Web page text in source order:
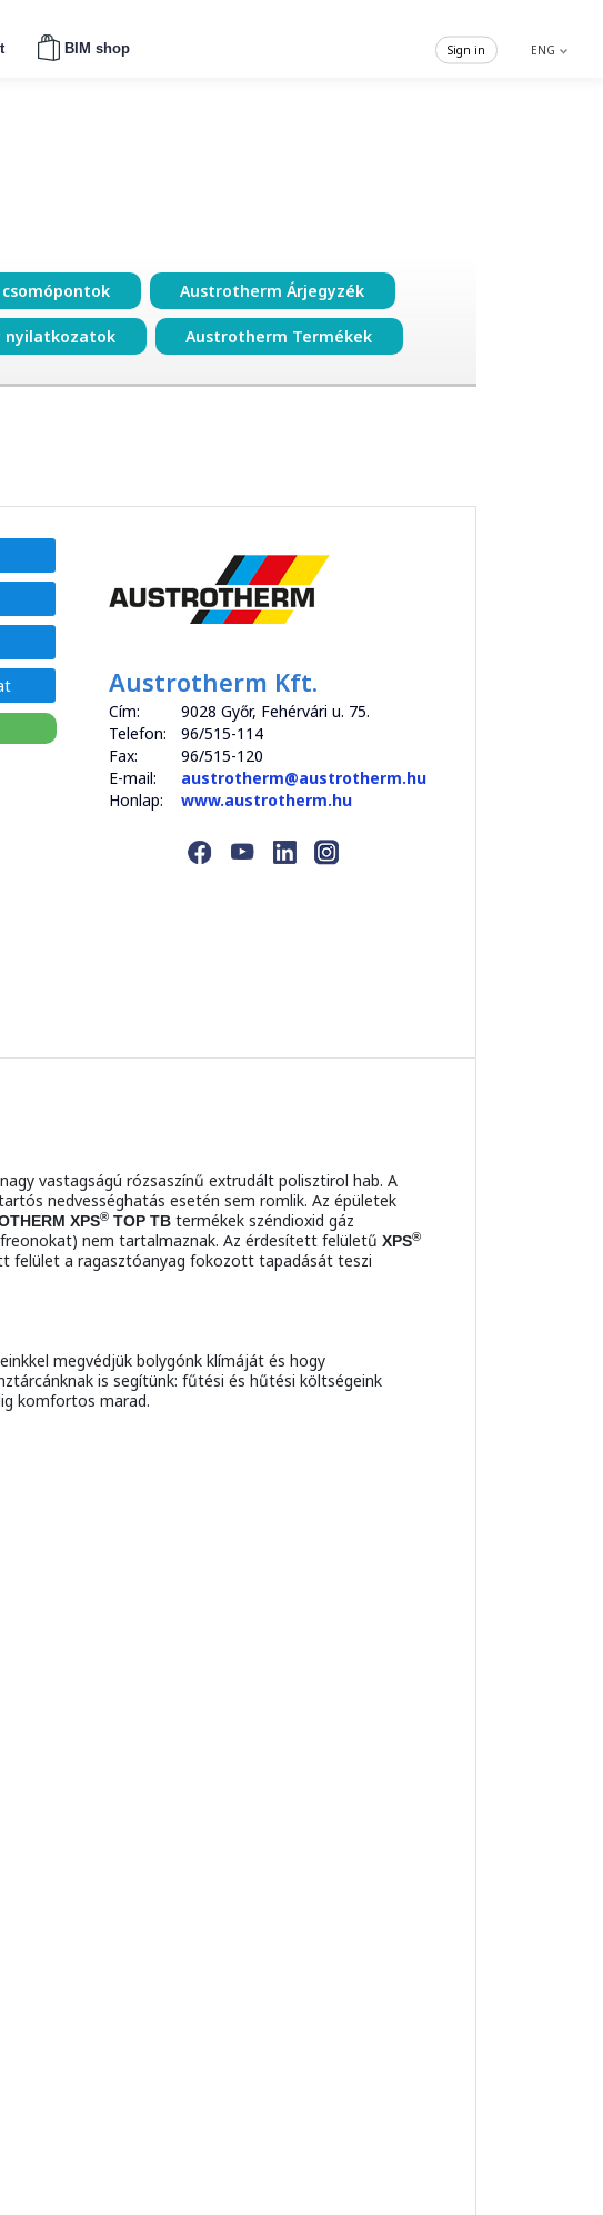
BIM shop ENG
Sign in
Austrotherm Árjegyzék
nyilatkozatok Austrotherm Termékek
Austrotherm Kft.
Cím:
9028 Győr, Fehérvári u. 75.
Telefon:
96/515-114
Fax:
96/515-120
E-mail:
austrotherm@austrotherm.hu
Honlap:
www.austrotherm.hu
vastagságú rózsaszínű extrudált polisztirol hab. A
nedvességhatás esetén sem romlik. Az épületek
XPS® TOP TB termékek széndioxid gáz
nem tartalmaznak. Az érdesített felületű XPS®
felület a ragasztóanyag fokozott tapadását teszi
megvédjük bolygónk klímáját és hogy
is segítünk: fűtési és hűtési költségeink
komfortos marad.